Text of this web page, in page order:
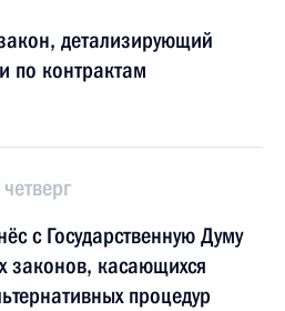
детализирующий
по контрактам
с Государственную Думу
законов, касающихся
процедур